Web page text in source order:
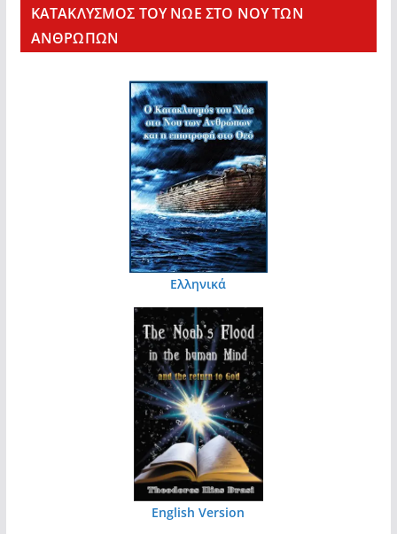
KΑΤΑΚΛΥΣΜΟΣ ΤΟΥ ΝΩΕ ΣΤΟ ΝΟΥ ΤΩΝ
ΑΝΘΡΩΠΩΝ
Ελληνικά
English Version